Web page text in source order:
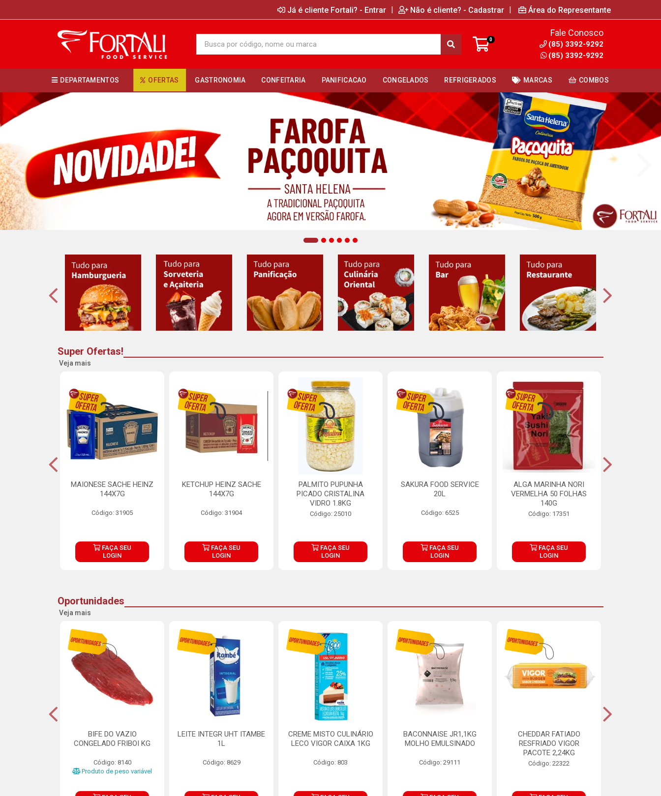
Já é cliente Fortali? - Entrar | Não é cliente? - Cadastrar | Área do Representante
0
Fale Conosco
(85) 3392-9292
(85) 3392-9292
DEPARTAMENTOS OFERTAS GASTRONOMIA CONFEITARIA PANIFICACAO CONGELADOS REFRIGERADOS MARCAS COMBOS
Super Ofertas!
Veja mais
MAIONESE SACHE HEINZ
144X7G
Código: 31905
FAÇA SEU
LOGIN
KETCHUP HEINZ SACHE
144X7G
Código: 31904
FAÇA SEU
LOGIN
PALMITO PUPUNHA
PICADO CRISTALINA
VIDRO 1.8KG
Código: 25010
FAÇA SEU
LOGIN
SAKURA FOOD SERVICE
20L
Código: 6525
FAÇA SEU
LOGIN
ALGA MARINHA NORI
VERMELHA 50 FOLHAS
140G
Código: 17351
FAÇA SEU
LOGIN
Oportunidades
Veja mais
BIFE DO VAZIO
CONGELADO FRIBOI KG
Código: 8140
Produto de peso variável
LEITE INTEGR UHT ITAMBE
1L
Código: 8629
CREME MISTO CULINÁRIO
LECO VIGOR CAIXA 1KG
Código: 803
BACONNAISE JR1,1KG
MOLHO EMULSINADO
Código: 29111
CHEDDAR FATIADO
RESFRIADO VIGOR
PACOTE 2,24KG
Código: 22322